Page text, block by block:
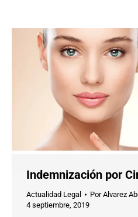
Indemnización por
Actualidad Legal PorAlvarez
4 septiembre, 2019